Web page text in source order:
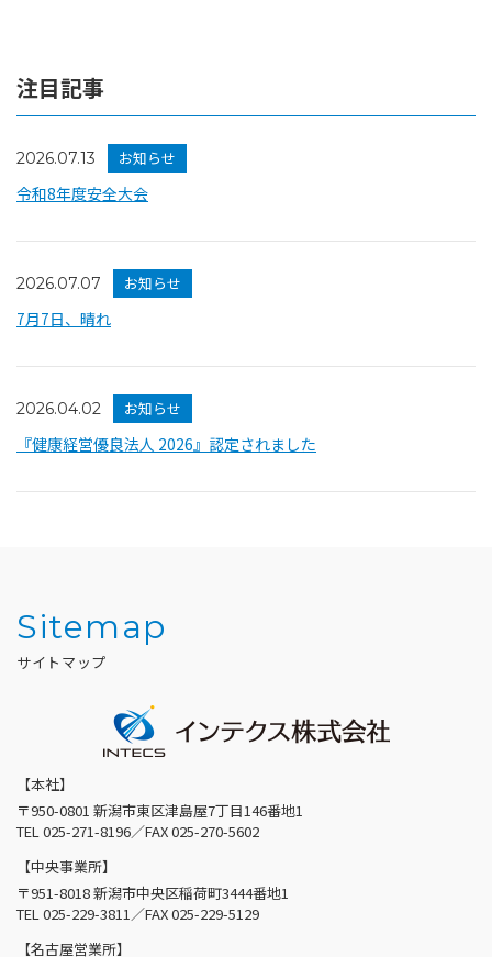
注目記事
2026.07.13 お知らせ
令和8年度安全大会
2026.07.07 お知らせ
7月7日、晴れ
2026.04.02 お知らせ
『健康経営優良法人 2026』認定されました
Sitemap
サイトマップ
【本社】
〒950-0801 新潟市東区津島屋7丁目146番地1
TEL025-271-8196／FAX 025-270-5602
【中央事業所】
〒951-8018 新潟市中央区稲荷町3444番地1
TEL025-229-3811／FAX 025-229-5129
【名古屋営業所】